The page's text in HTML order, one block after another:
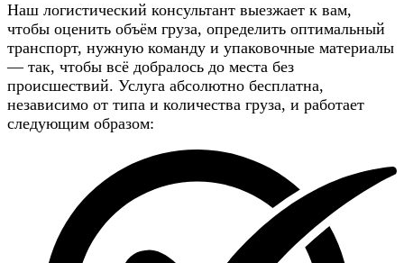
Наш логистический консультант выезжает к вам,
чтобы оценить объём груза, определить оптимальный
транспорт, нужную команду и упаковочные материалы
— так, чтобы всё добралось до места без
происшествий. Услуга абсолютно бесплатна,
независимо от типа и количества груза, и работает
следующим образом: